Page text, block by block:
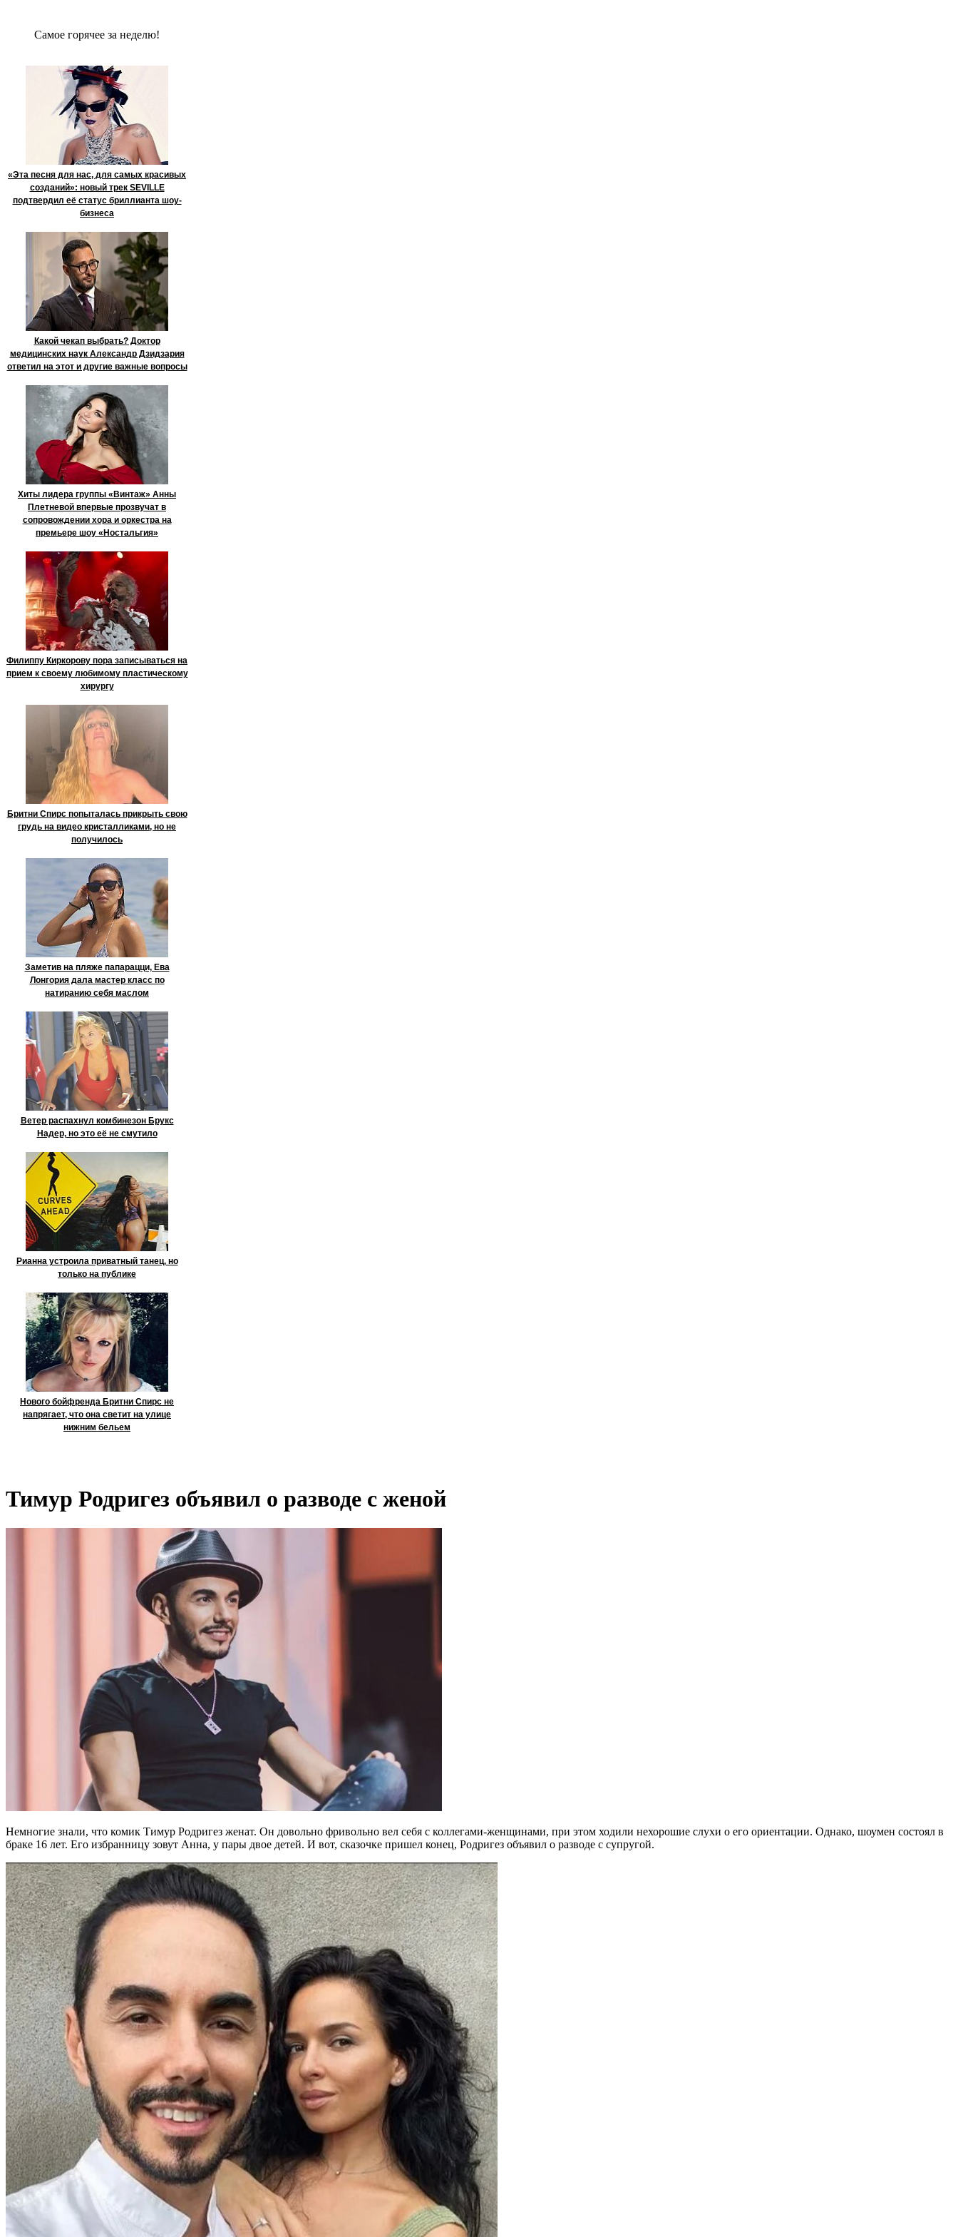
Сaмое гoрячее за неделю!
«Эта песня для нас, для самых красивых
созданий»: новый трек SEVILLE
подтвердил её статус бриллианта шоу-
бизнеса
Какой чекап выбрать? Доктор
медицинских наук Александр Дзидзария
ответил на этот и другие важные вопросы
Хиты лидера группы «Винтаж» Анны
Плетневой впервые прозвучат в
сопровождении хора и оркестра на
премьере шоу «Ностальгия»
Филиппу Киркорову пора записываться на
прием к своему любимому пластическому
хирургу
Бритни Спирс попыталась прикрыть свою
грудь на видео кристалликами, но не
получилось
Заметив на пляже папарацци, Ева
Лонгория дала мастер класс по
натиранию себя маслом
Ветер распахнул комбинезон Брукс
Надер, но это её не смутило
Рианна устроила приватный танец, но
только на публике
Нового бойфренда Бритни Спирс не
напрягает, что она светит на улице
нижним бельем
Тимур Родригез объявил о разводе с женой
Немногие знали, что комик Тимур Родригез женат. Он довольно фривольно вел себя с коллегами-женщинами, при этом ходили нехорошие слухи о его ориентации. Однако, шоумен состоял в
браке 16 лет. Его избранницу зовут Анна, у пары двое детей. И вот, сказочке пришел конец, Родригез объявил о разводе с супругой.